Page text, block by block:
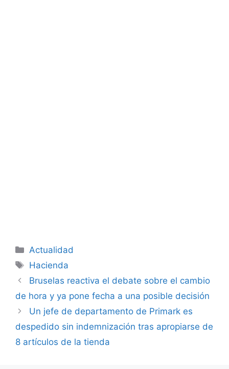
Categorías
Actualidad
Etiquetas
Hacienda
Bruselas reactiva el debate sobre el cambio
de hora y ya pone fecha a una posible decisión
Un jefe de departamento de Primark es
despedido sin indemnización tras apropiarse de
8 artículos de la tienda